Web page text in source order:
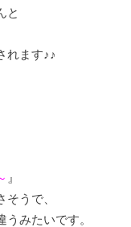
と
れます♪♪
』
うで、
みたいです。